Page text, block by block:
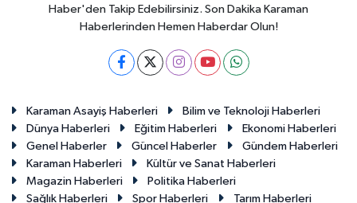
Haber'den Takip Edebilirsiniz. Son Dakika Karaman
Haberlerinden Hemen Haberdar Olun!
Karaman Asayiş Haberleri
Bilim ve Teknoloji Haberleri
Dünya Haberleri
Eğitim Haberleri
Ekonomi Haberleri
Genel Haberler
Güncel Haberler
Gündem Haberleri
Karaman Haberleri
Kültür ve Sanat Haberleri
Magazin Haberleri
Politika Haberleri
Sağlık Haberleri
Spor Haberleri Tarım Haberleri